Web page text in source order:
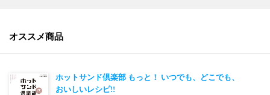
オススメ商品
ホットサンド倶楽部 もっと！ いつでも、どこでも、
おいしいレシピ!!